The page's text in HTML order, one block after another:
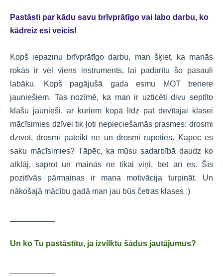
Pastāsti par kādu savu brīvprātīgo vai labo darbu, ko
kādreiz esi veicis!
Kopš iepazinu brīvprātīgo darbu, man šķiet, ka manās
rokās ir vēl viens instruments, lai padarītu šo pasauli
labāku. Kopš pagājušā gada esmu MOT trenere
jauniešiem. Tas nozīmē, ka man ir uzticēti divu septīto
klašu jaunieši, ar kuriem kopā līdz pat devītajai klasei
mācīsimies dzīvei tik ļoti nepieciešamās prasmes: drosmi
dzīvot, drosmi pateikt nē un drosmi rūpēties. Kāpēc es
saku mācīsimies? Tāpēc, ka mūsu sadarbībā daudz ko
atklāj, saprot un mainās ne tikai viņi, bet arī es. Šīs
pozitīvās pārmaiņas ir mana motivācija turpināt. Un
nākošajā mācību gadā man jau būs četras klases :)
Un ko Tu pastāstītu, ja izvilktu šādus jautājumus?